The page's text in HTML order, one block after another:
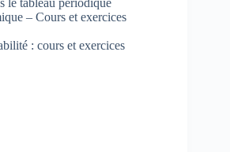
le tableau périodique
– Cours et exercices
: cours et exercices